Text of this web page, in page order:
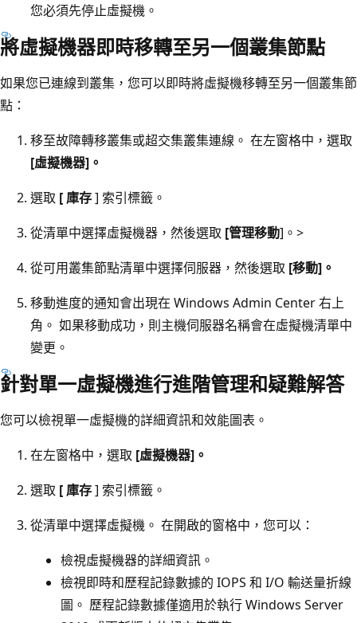
您必須先停止虛擬機。
將虛擬機器即時移轉至另一個叢集節點
如果您已連線到叢集，您可以即時將虛擬機移轉至另一個叢集節
點：
移至故障轉移叢集或超交集叢集連線。 在左窗格中，選取
[虛擬機器]。
選取 [ 庫存] 索引標籤。
從清單中選擇虛擬機器，然後選取 [管理移動]。>
從可用叢集節點清單中選擇伺服器，然後選取 [移動]。
移動進度的通知會出現在 Windows Admin Center 右上
角。 如果移動成功，則主機伺服器名稱會在虛擬機清單中
變更。
針對單一虛擬機進行進階管理和疑難解答
您可以檢視單一虛擬機的詳細資訊和效能圖表。
在左窗格中，選取 [虛擬機器]。
選取 [ 庫存] 索引標籤。
從清單中選擇虛擬機。 在開啟的窗格中，您可以：
檢視虛擬機器的詳細資訊。
檢視即時和歷程記錄數據的 IOPS 和 I/O 輸送量折線
圖。 歷程記錄數據僅適用於執行 Windows Server